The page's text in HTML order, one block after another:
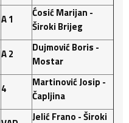
A 1
Ćosić Marijan -
Široki Brijeg
A 2
Dujmović Boris -
Mostar
4
Martinović Josip -
Čapljina
Jelić Frano - Široki